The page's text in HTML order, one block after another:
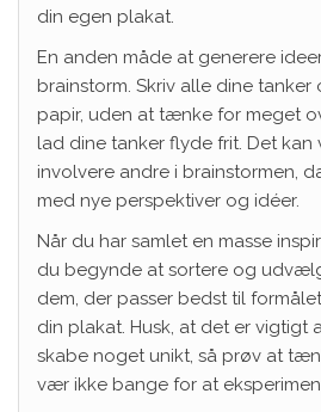
din egen plakat.
En anden måde at generere
brainstorm. Skriv alle dine
papir, uden at tænke for meget
lad dine tanker flyde frit. Det
involvere andre i brainstormen,
med nye perspektiver og idéer.
Når du har samlet en masse
du begynde at sortere og
dem, der passer bedst til
din plakat. Husk, at det er vigtigt
skabe noget unikt, så prøv at
vær ikke bange for at